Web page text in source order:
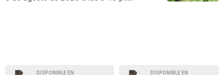
DISPONIBLE EN DISPONIBLE EN